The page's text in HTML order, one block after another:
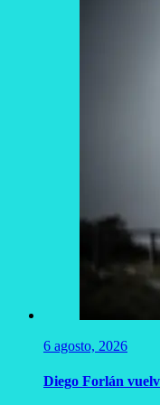
6 agosto, 2026
Diego Forlán